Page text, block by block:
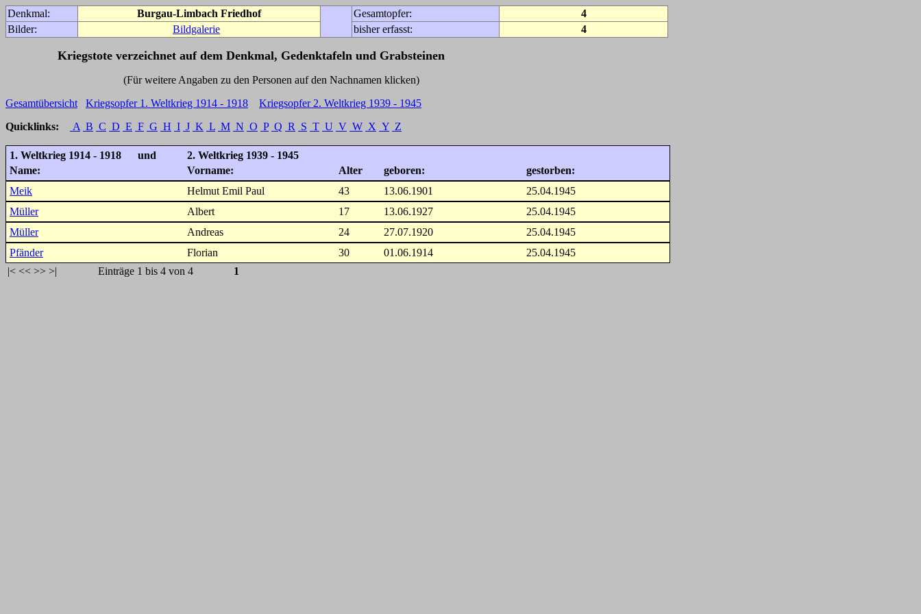
Denkmal: Burgau-Limbach Friedhof Gesamtopfer:
4
Bilder:
Bildgalerie bisher erfasst: 4
Kriegstote verzeichnet auf dem Denkmal, Gedenktafeln und Grabsteinen
(Für weitere Angaben zu den Personen auf den Nachnamen klicken)
Gesamtübersicht
Kriegsopfer 1. Weltkrieg 1914 - 1918
Kriegsopfer 2. Weltkrieg 1939 - 1945
Quicklinks:
A B C D E F G H I J K L M N O P Q R S T U V W X Y Z
1. Weltkrieg 1914 - 1918 und
2. Weltkrieg 1939 - 1945
Name:
Vorname: Alter geboren:
gestorben:
Meik
Helmut Emil Paul 43 13.06.1901
25.04.1945
Müller
Albert 17 13.06.1927
25.04.1945
Müller
Andreas 24 27.07.1920
25.04.1945
Pfänder
Florian 30 01.06.1914
25.04.1945
|< << >> >| Einträge 1 bis 4 von 4 1